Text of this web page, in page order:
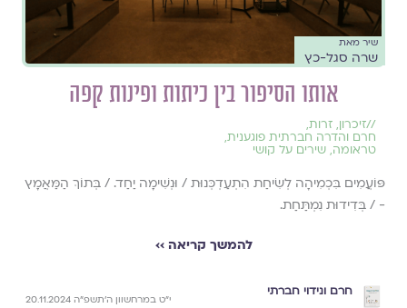
שיר מאת
שרה סגל-כץ
אותו הסיפור בין כיתות ופינות קפה
//זיכרון, זרות,
חרם והדרה חברתית פוגענית,
טראומה, שירים על קושי
פּוֹעֲמִים בִּכְמִיהָה לְשִׂיחַת הִתְעַדְכְּנוּת / וּנְשִׁימָה יַחַד. / בְּתוֹךְ הַמַּאֲמָץ
- / בְּדִידוּת נִמְתַּחַת.
להמשך קריאה ››
חרם ונידוי חברתי
י״ט במרחשוון ה׳תשפ״ה 20.11.2024